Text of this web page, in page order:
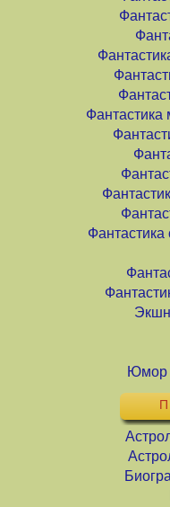
Фантастика
Юмор